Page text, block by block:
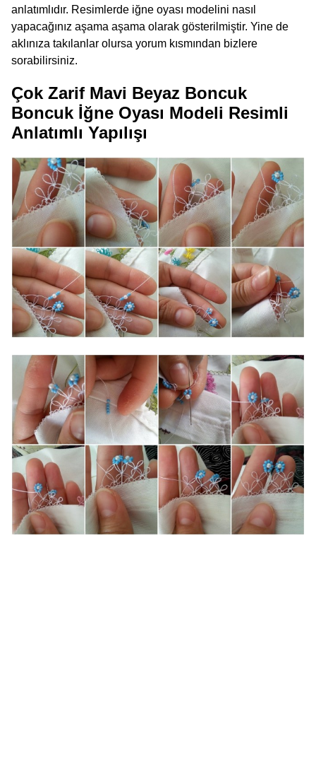
anlatımlıdır. Resimlerde iğne oyası modelini nasıl
yapacağınız aşama aşama olarak gösterilmiştir. Yine de
aklınıza takılanlar olursa yorum kısmından bizlere
sorabilirsiniz.
Çok Zarif Mavi Beyaz Boncuk
Boncuk İğne Oyası Modeli Resimli
Anlatımlı Yapılışı